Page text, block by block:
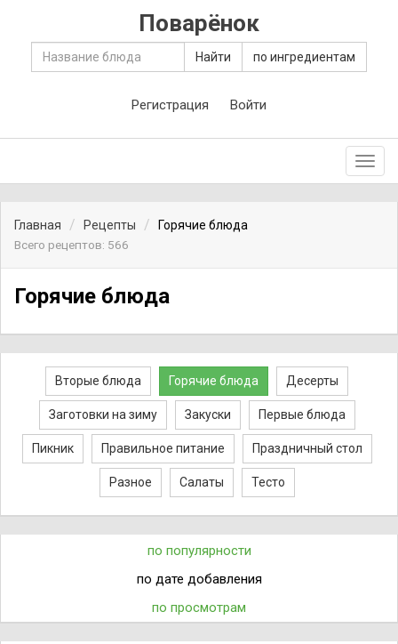
Поварёнок
Найти по ингредиентам
Регистрация Войти
Главная Рецепты
Горячие блюда
Всего рецептов: 566
Горячие блюда
Вторые блюда Горячие блюда Десерты
Заготовки на зиму Закуски Первые блюда
Пикник Правильное питание Праздничный стол
Разное Салаты Тесто
по популярности
по дате добавления
по просмотрам